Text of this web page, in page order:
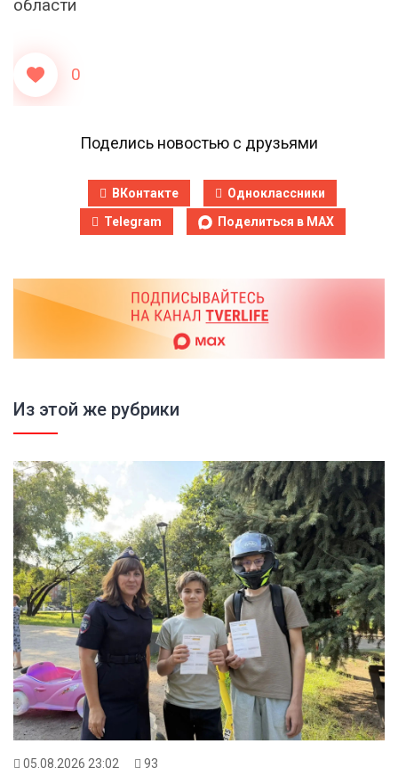
области
0
Поделись новостью с друзьями
ВКонтакте
Одноклассники
Telegram
Поделиться в MAX
Из этой же рубрики
05.08.2026 23:02 93